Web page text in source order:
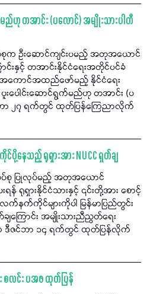
င်မည်ဟု တအာင်း (ပလောင်) အမျိုးသားပါတီ
က ဦးဆောင်ကျင်းပမည့် အတုအယောင်
းနှင့် တအာင်းနိုင်ငံရေးအတိုင်ပင်ခံ
ကောင်အထည်ဖော်မည့် နိုင်ငံရေး
းပေါင်းဆောင်ရွက်မည်ဟု တအာင်း (ပ
ာ ၂၇ ရက်တွင် ထုတ်ပြန်ကြေညာလိုက်
နေသည့် ရုရှားအား NUCC ရှုတ်ချ
ပ်စု ပြုလုပ်မည့် အတုအယောင်
န် ရုရှားနိုင်ငံသားနှင့် ၎င်းတို့အား စောင့်
က်နက်ကိုင်များကိုပါ မြန်မာပြည်တွင်း
ြောင်း အမျိုးသားညီညွတ်ရေး
ဒီဇင်ဘာ ၁၄ ရက်တွင် ထုတ်ပြန်လိုက်
စလင်း ပအဖ ထုတ်ပြန်